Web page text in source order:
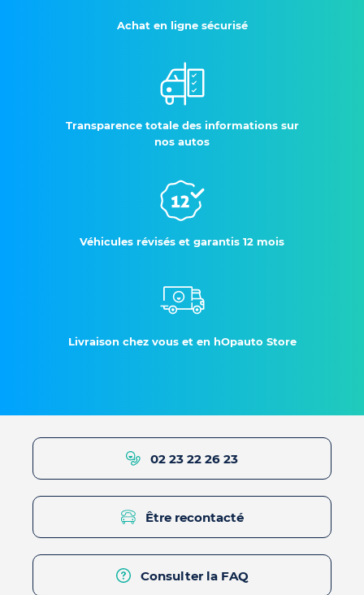
Achat en ligne sécurisé
Transparence totale des informations sur
nos autos
Véhicules révisés et garantis 12 mois
Livraison chez vous et en hOpauto Store
02 23 22 26 23
Être recontacté
Consulter la FAQ